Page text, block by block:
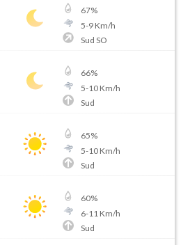
67%
5-9Km/h
Sud SO
66%
5-10Km/h
Sud
65%
5-10Km/h
Sud
60%
6-11 Km/h
Sud